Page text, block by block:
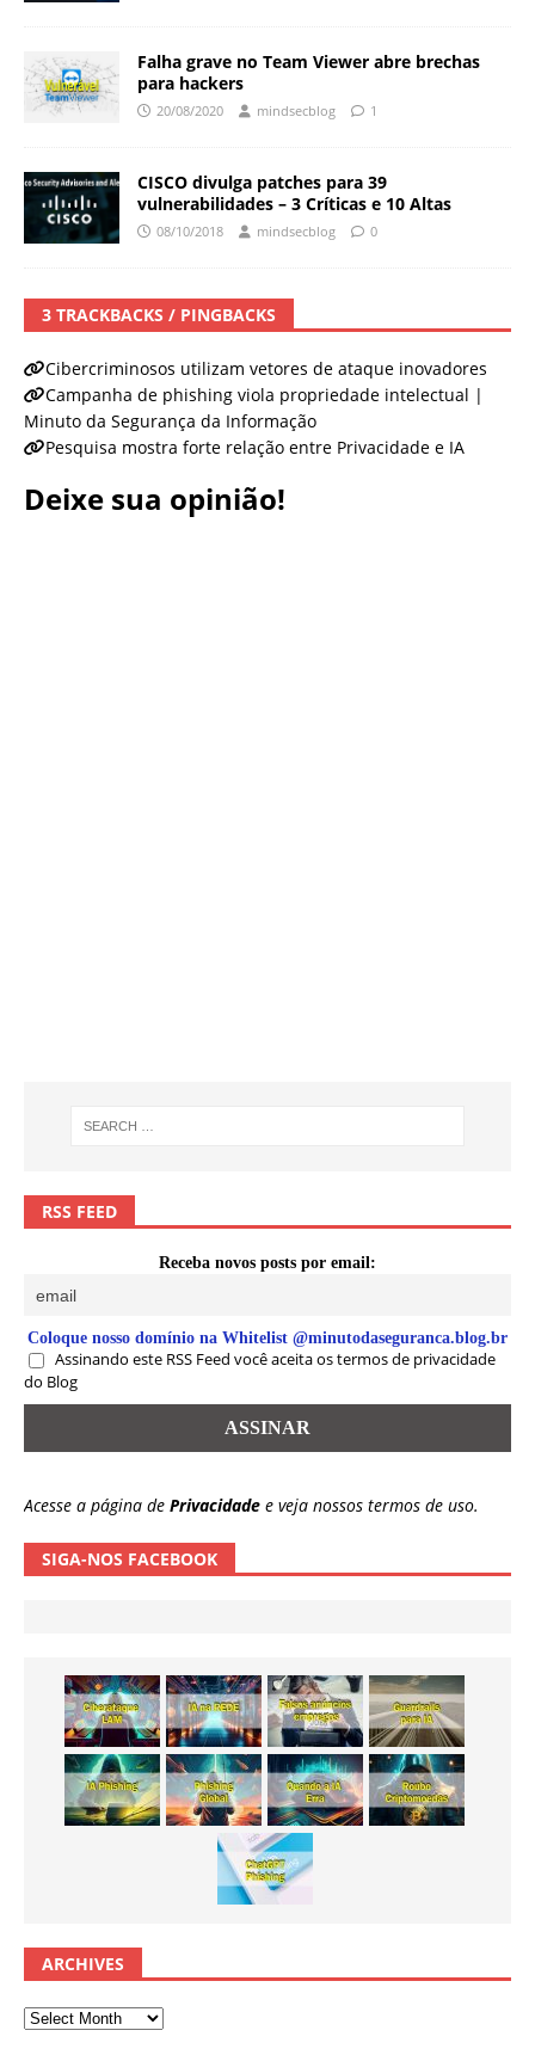
Falha grave no Team Viewer abre brechas
para hackers
20/08/2020 mindsecblog 1
CISCO divulga patches para 39
vulnerabilidades – 3 Críticas e 10 Altas
08/10/2018 mindsecblog 0
3 TRACKBACKS / PINGBACKS
Cibercriminosos utilizam vetores de ataque inovadores
Campanha de phishing viola propriedade intelectual |
Minuto da Segurança da Informação
Pesquisa mostra forte relação entre Privacidade e IA
Deixe sua opinião!
RSS FEED
Receba novos posts por email:
Coloque nosso domínio na Whitelist @minutodaseguranca.blog.br
Assinando este RSS Feed você aceita os termos de privacidade
do Blog
Acesse a página de Privacidade e veja nossos termos de uso.
SIGA-NOS FACEBOOK
ARCHIVES